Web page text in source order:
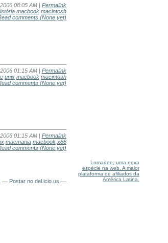
08:05 AM | Permalink
macbook macintosh
comments (None yet)
01:15 AM | Permalink
unix macbook macintosh
comments (None yet)
01:15 AM | Permalink
macmania macbook x86
comments (None yet)
Postar no del.icio.us
Lomadee, uma nova
espécie na web. A maior
plataforma de afiliados da
América Latina.